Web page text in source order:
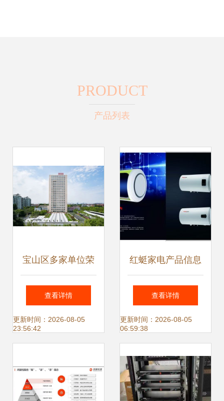
PRODUCT
产品列表
宝山区多家单位荣
登2022上海硬核科
技企业榜单，彰显
查看详情
更新时间：2026-08-05
23:56:42
红蜓家电产品信息
咨询公司 专注吸油
烟机与热水器领域
查看详情
更新时间：2026-08-05
06:59:38